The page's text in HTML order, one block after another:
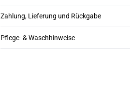
Zahlung, Lieferung und Rückgabe
Pflege- & Waschhinweise